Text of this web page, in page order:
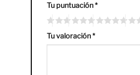
Tu puntuación*
Tu valoración*